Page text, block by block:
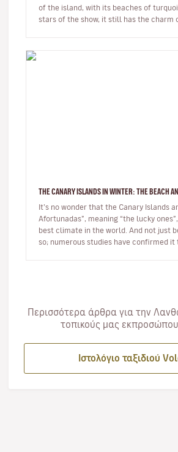
of the island, with its beaches of
stars of the show, it still has the charm
THE CANARY ISLANDS IN WINTER: THE BEACH
It’s no wonder that the Canary Islands
Afortunadas”, meaning “the lucky
best climate in the world. And not just
so; numerous studies have confirmed it
Περισσότερα άρθρα για την
τοπικούς μας
Ιστολόγιο ταξιδιού